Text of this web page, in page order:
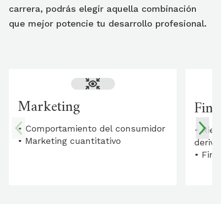
carrera, podrás elegir aquella combinación
que mejor potencie tu desarrollo profesional.
Marketing
• Comportamiento del consumidor
• Marketing cuantitativo
•
•